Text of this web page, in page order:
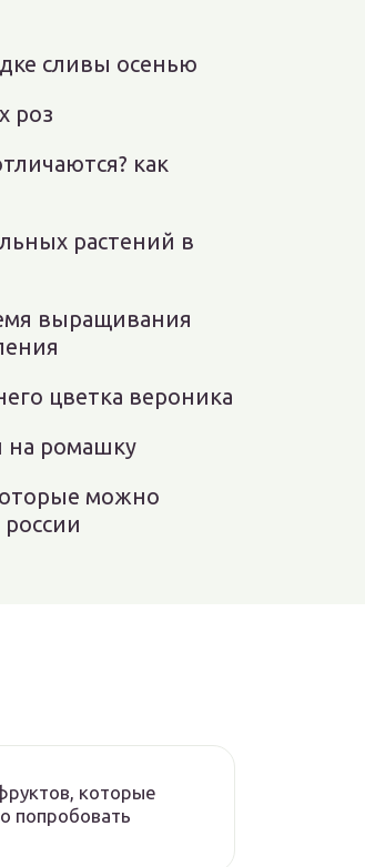
сливы осенью
роз
как
растений в
выращивания
цветка вероника
на ромашку
можно
которые
попробовать